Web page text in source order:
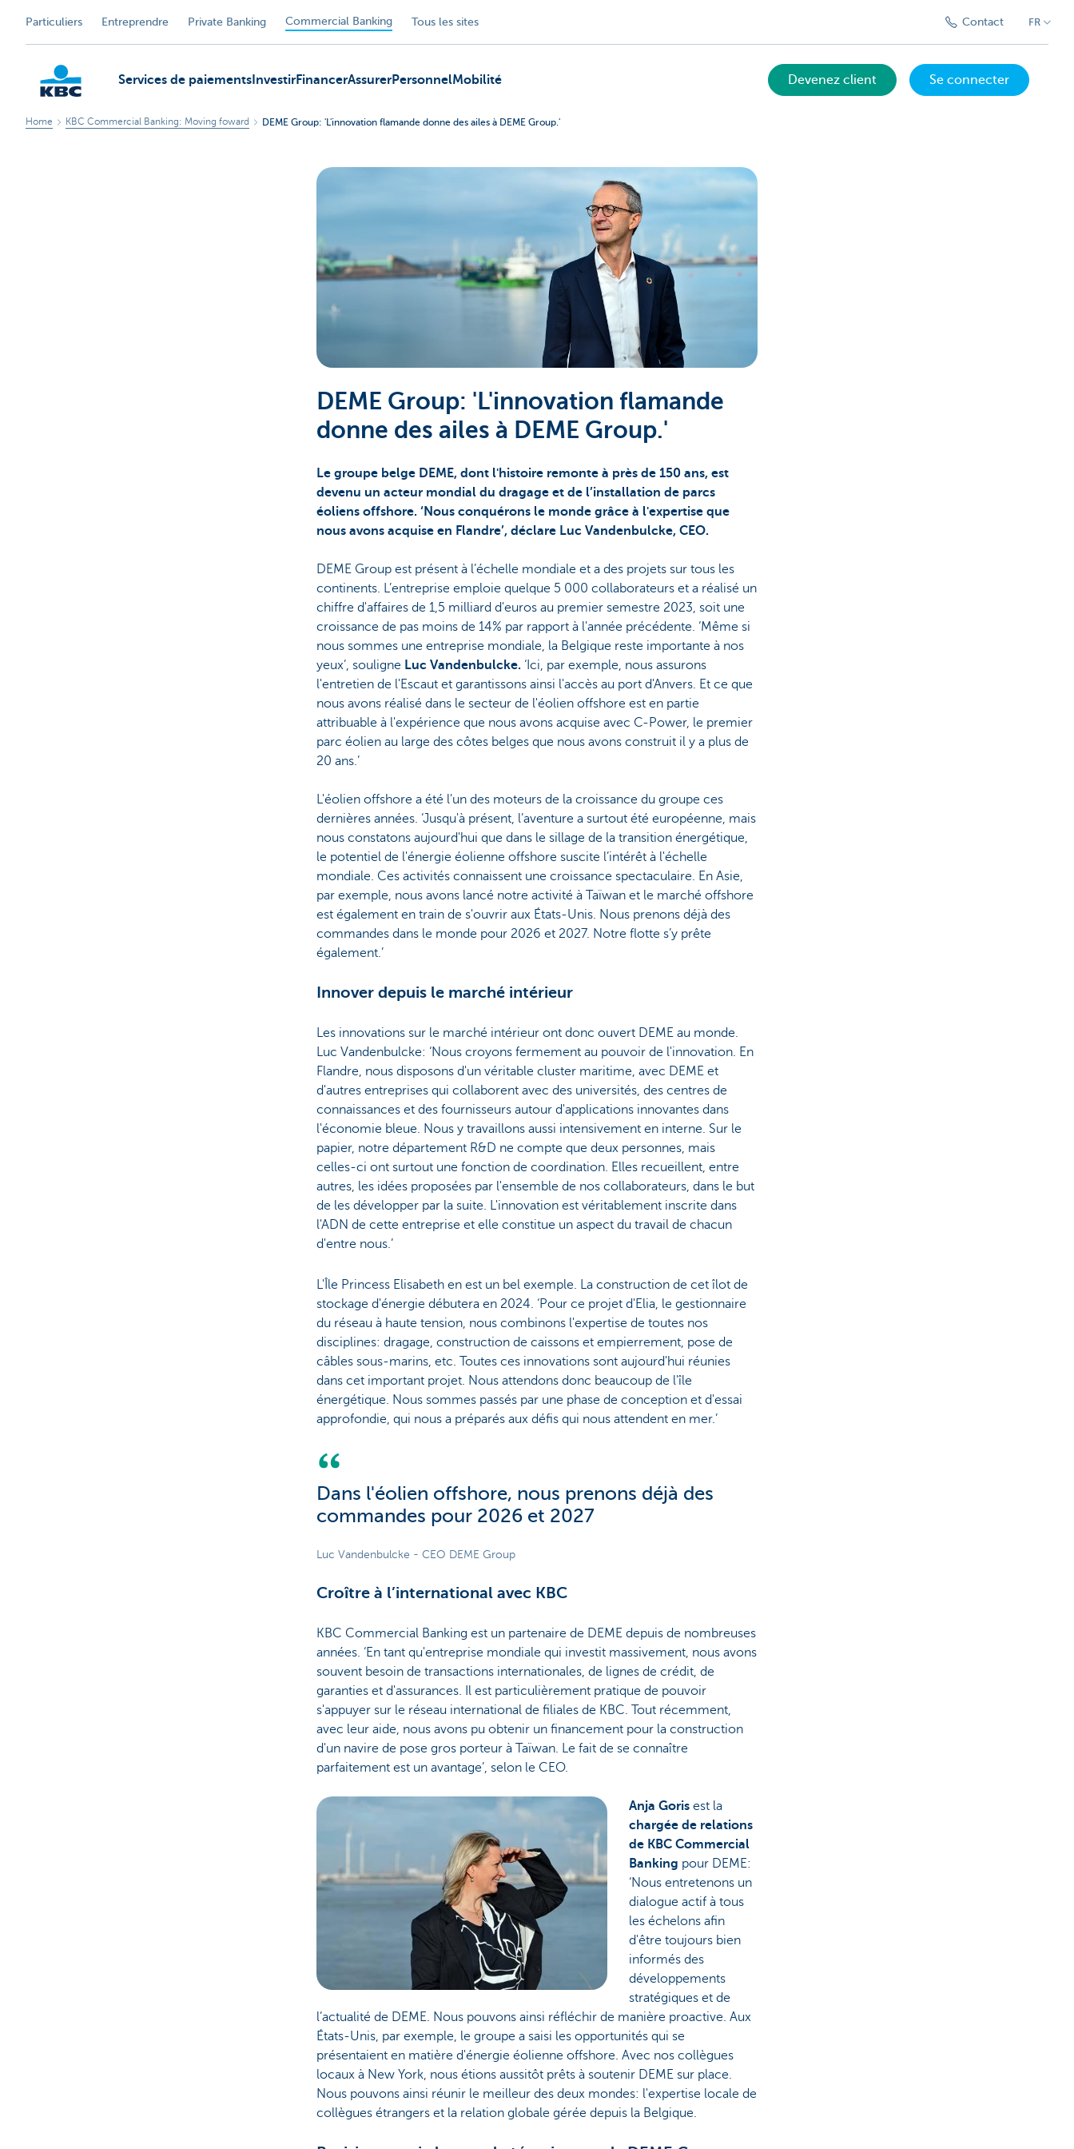
Particuliers Entreprendre Private Banking Commercial Banking Tous les sites Contact FR
Services de paiements InvestirFinancerAssurerPersonnelMobilité Devenez client Se connecter
Home KBC Commercial Banking: Moving foward DEME Group: 'L'innovation flamande donne des ailes à DEME Group.'
DEME Group: 'L'innovation flamande
donne des ailes à DEME Group.'
Le groupe belge DEME, dont l'histoire remonte à près de 150 ans, est
devenu un acteur mondial du dragage et de l’installation de parcs
éoliens offshore. ‘Nous conquérons le monde grâce à l'expertise que
nous avons acquise en Flandre’, déclare Luc Vandenbulcke, CEO.
DEME Group est présent à l’échelle mondiale et a des projets sur tous les
continents. L’entreprise emploie quelque 5 000 collaborateurs et a réalisé un
chiffre d'affaires de 1,5 milliard d'euros au premier semestre 2023, soit une
croissance de pas moins de 14% par rapport à l'année précédente. ‘Même si
nous sommes une entreprise mondiale, la Belgique reste importante à nos
yeux’, souligne Luc Vandenbulcke. ‘Ici, par exemple, nous assurons
l'entretien de l'Escaut et garantissons ainsi l'accès au port d'Anvers. Et ce que
nous avons réalisé dans le secteur de l'éolien offshore est en partie
attribuable à l'expérience que nous avons acquise avec C-Power, le premier
parc éolien au large des côtes belges que nous avons construit il y a plus de
20 ans.’
L'éolien offshore a été l'un des moteurs de la croissance du groupe ces
dernières années. ‘Jusqu'à présent, l’aventure a surtout été européenne, mais
nous constatons aujourd'hui que dans le sillage de la transition énergétique,
le potentiel de l'énergie éolienne offshore suscite l’intérêt à l'échelle
mondiale. Ces activités connaissent une croissance spectaculaire. En Asie,
par exemple, nous avons lancé notre activité à Taïwan et le marché offshore
est également en train de s'ouvrir aux États-Unis. Nous prenons déjà des
commandes dans le monde pour 2026 et 2027. Notre flotte s’y prête
également.’
Innover depuis le marché intérieur
Les innovations sur le marché intérieur ont donc ouvert DEME au monde.
Luc Vandenbulcke: ‘Nous croyons fermement au pouvoir de l'innovation. En
Flandre, nous disposons d'un véritable cluster maritime, avec DEME et
d'autres entreprises qui collaborent avec des universités, des centres de
connaissances et des fournisseurs autour d'applications innovantes dans
l'économie bleue. Nous y travaillons aussi intensivement en interne. Sur le
papier, notre département R&D ne compte que deux personnes, mais
celles-ci ont surtout une fonction de coordination. Elles recueillent, entre
autres, les idées proposées par l'ensemble de nos collaborateurs, dans le but
de les développer par la suite. L'innovation est véritablement inscrite dans
l'ADN de cette entreprise et elle constitue un aspect du travail de chacun
d'entre nous.’
L'Île Princess Elisabeth en est un bel exemple. La construction de cet îlot de
stockage d'énergie débutera en 2024. ‘Pour ce projet d'Elia, le gestionnaire
du réseau à haute tension, nous combinons l'expertise de toutes nos
disciplines: dragage, construction de caissons et empierrement, pose de
câbles sous-marins, etc. Toutes ces innovations sont aujourd'hui réunies
dans cet important projet. Nous attendons donc beaucoup de l'île
énergétique. Nous sommes passés par une phase de conception et d'essai
approfondie, qui nous a préparés aux défis qui nous attendent en mer.’
Dans l'éolien offshore, nous prenons déjà des
commandes pour 2026 et 2027
Luc Vandenbulcke - CEO DEME Group
Croître à l’international avec KBC
KBC Commercial Banking est un partenaire de DEME depuis de nombreuses
années. ‘En tant qu'entreprise mondiale qui investit massivement, nous avons
souvent besoin de transactions internationales, de lignes de crédit, de
garanties et d'assurances. Il est particulièrement pratique de pouvoir
s'appuyer sur le réseau international de filiales de KBC. Tout récemment,
avec leur aide, nous avons pu obtenir un financement pour la construction
d'un navire de pose gros porteur à Taïwan. Le fait de se connaître
parfaitement est un avantage’, selon le CEO.
Anja Gorisest la
chargée de relations
de KBC Commercial
Banking pour DEME:
‘Nous entretenons un
dialogue actif à tous
les échelons afin
d'être toujours bien
informés des
développements
stratégiques et de
l’actualité de DEME. Nous pouvons ainsi réfléchir de manière proactive. Aux
États-Unis, par exemple, le groupe a saisi les opportunités qui se
présentaient en matière d'énergie éolienne offshore. Avec nos collègues
locaux à New York, nous étions aussitôt prêts à soutenir DEME sur place.
Nous pouvons ainsi réunir le meilleur des deux mondes: l'expertise locale de
collègues étrangers et la relation globale gérée depuis la Belgique.